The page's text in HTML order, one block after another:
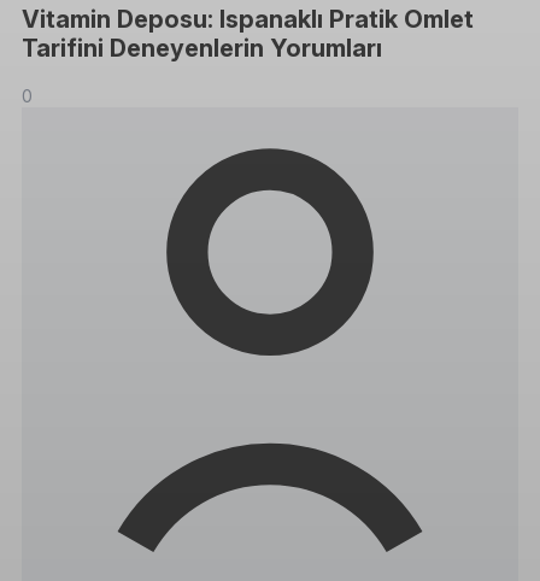
Vitamin Deposu: Ispanaklı Pratik Omlet
Tarifini Deneyenlerin Yorumları
0